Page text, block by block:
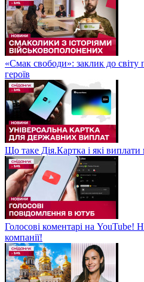
«Смак свободи»: заклик до світу
героїв
Що таке Дія.Картка і які
Голосові коментарі на YouTube!
компанії!